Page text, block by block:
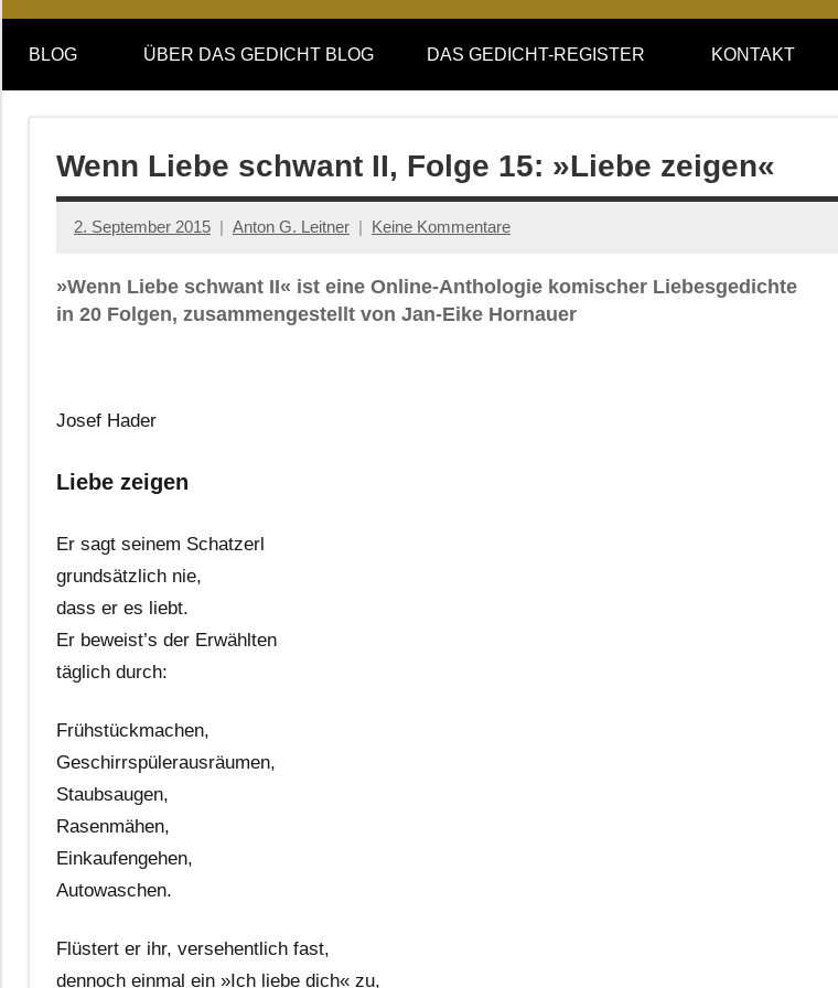
DAS
GEDICHT
blog
DAS
GEDICHT.
Zeitschrift
BLOG ÜBER DAS GEDICHT BLOG DAS GEDICHT-REGISTER KONTAKT
Wenn Liebe schwant II, Folge 15: »Liebe zeigen«
2. September 2015 Anton G. Leitner Keine Kommentare
»Wenn Liebe schwant II« ist eine Online-Anthologie komischer Liebesgedichte
in 20 Folgen, zusammengestellt von Jan-Eike Hornauer
Josef Hader
Liebe zeigen
Er sagt seinem Schatzerl
grundsätzlich nie,
dass er es liebt.
Er beweist’s der Erwählten
täglich durch:
Frühstückmachen,
Geschirrspülerausräumen,
Staubsaugen,
Rasenmähen,
Einkaufengehen,
Autowaschen.
Flüstert er ihr, versehentlich fast,
dennoch einmal ein »Ich liebe dich« zu,